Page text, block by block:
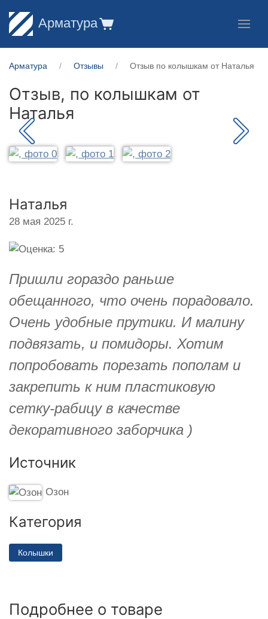
Арматура
Арматура Отзывы Отзыв по колышкам от Наталья
Отзыв, по колышкам от
Наталья
Наталья
28 мая 2025 г.
Пришли гораздо раньше
обещанного, что очень порадовало.
Очень удобные прутики. И малину
подвязать, и помидоры. Хотим
попробовать порезать пополам и
закрепить к ним пластиковую
сетку-рабицу в качестве
декоративного заборчика )
Источник
Озон
Категория
Колышки
Подробнее о товаре